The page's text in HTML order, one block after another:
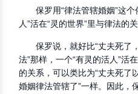
保罗用“律法管辖婚姻”这
人”活在“灵的世界”里与律法的关
保罗说，就好比“丈夫死了
法”那样，一个“有灵的活人”活
的关系，可以类比为“丈夫死了
婚姻律法管辖了”一样。因此，